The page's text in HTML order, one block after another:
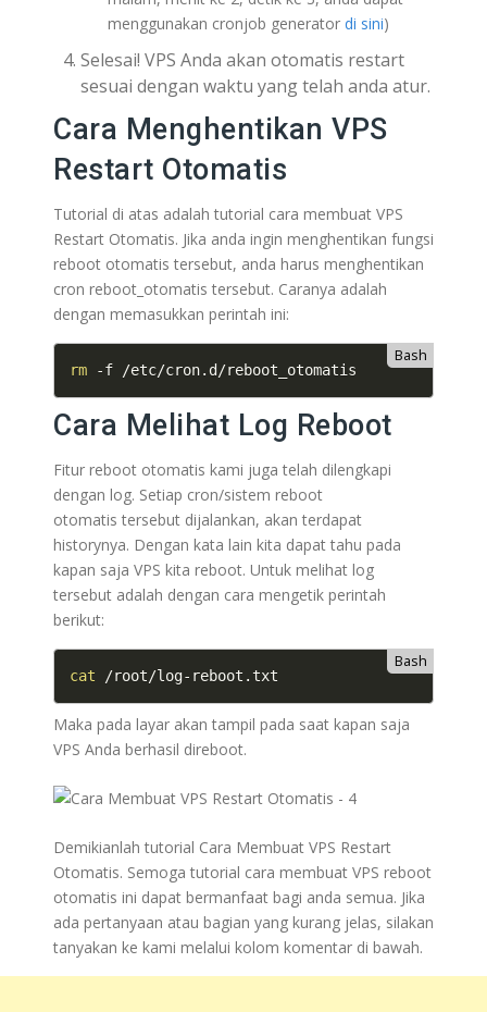
menggunakan cronjob generator di sini)
Selesai! VPS Anda akan otomatis restart
sesuai dengan waktu yang telah anda atur.
Cara Menghentikan VPS
Restart Otomatis
Tutorial di atas adalah tutorial cara membuat VPS
Restart Otomatis. Jika anda ingin menghentikan fungsi
reboot otomatis tersebut, anda harus menghentikan
cron reboot_otomatis tersebut. Caranya adalah
dengan memasukkan perintah ini:
Bash
rm -f /etc/cron.d/reboot_otomatis
Cara Melihat Log Reboot
Fitur reboot otomatis kami juga telah dilengkapi
dengan log. Setiap cron/sistem reboot
otomatis tersebut dijalankan, akan terdapat
historynya. Dengan kata lain kita dapat tahu pada
kapan saja VPS kita reboot. Untuk melihat log
tersebut adalah dengan cara mengetik perintah
berikut:
Bash
cat
Maka pada layar akan tampil pada saat kapan saja
VPS Anda berhasil direboot.
Demikianlah tutorial Cara Membuat VPS Restart
Otomatis. Semoga tutorial cara membuat VPS reboot
otomatis ini dapat bermanfaat bagi anda semua. Jika
ada pertanyaan atau bagian yang kurang jelas, silakan
tanyakan ke kami melalui kolom komentar di bawah.